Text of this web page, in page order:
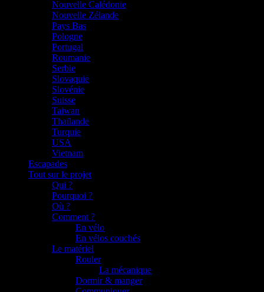
Nouvelle Calédonie
Nouvelle Zélande
Pays Bas
Pologne
Portugal
Roumanie
Serbie
Slovaquie
Slovénie
Suisse
Taiwan
Thaïlande
Turquie
USA
Vietnam
Escapades
Tout sur le projet
Qui ?
Pourquoi ?
Où ?
Comment ?
En vélo
En vélos couchés
Le matériel
Rouler
La mécanique
Dormir & manger